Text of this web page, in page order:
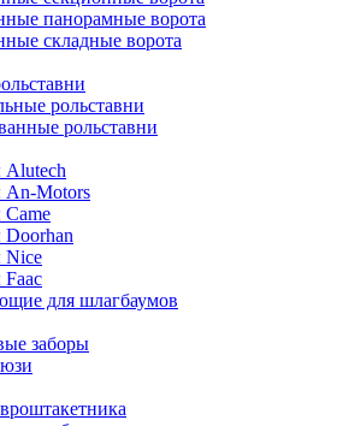
панорамные ворота
складные ворота
рольставни
рольставни
Motors
Nice
для шлагбаумов
заборы